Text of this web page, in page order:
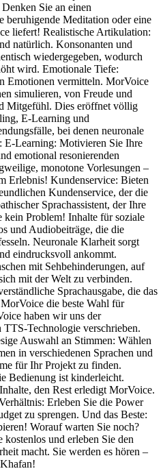
Sie an einen
beruhigende Meditation oder eine
liefert! Realistische Artikulation:
natürlich. Konsonanten und
wiedergegeben, wodurch
wird. Emotionale Tiefe:
Emotionen vermitteln. MorVoice
simulieren, von Freude und
Mitgefühl. Dies eröffnet völlig
E-Learning und
bei denen neuronale
E-Learning: Motivieren Sie Ihre
emotional resonierenden
monotone Vorlesungen –
Erlebnis! Kundenservice: Bieten
Kundenservice, der die
Sprachassistent, der Ihre
Problem! Inhalte für soziale
und Audiobeiträge, die die
Neuronale Klarheit sorgt
eindrucksvoll ankommt.
mit Sehbehinderungen, auf
mit der Welt zu verbinden.
Sprachausgabe, die das
die beste Wahl für
haben wir uns der
Technologie verschrieben.
Auswahl an Stimmen: Wählen
in verschiedenen Sprachen und
für Ihr Projekt zu finden.
Bedienung ist kinderleicht.
den Rest erledigt MorVoice.
Erleben Sie die Power
zu sprengen. Und das Beste:
Worauf warten Sie noch?
und erleben Sie den
macht. Sie werden es hören –